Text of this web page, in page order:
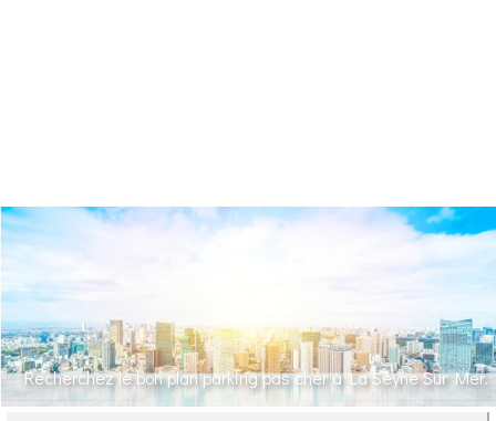
Recherchez le bon plan parking pas cher à La Seyne Sur Mer.